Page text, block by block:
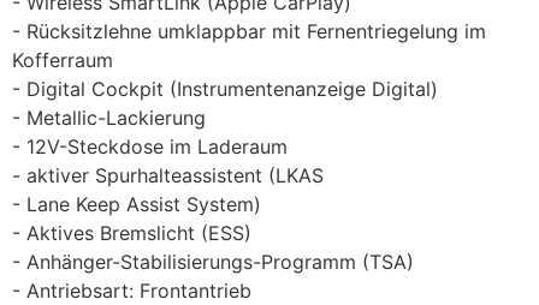
Rücksitzlehne umklappbar mit Fernentriegelung im
Kofferraum
Digital Cockpit (Instrumentenanzeige Digital)
Metallic-Lackierung
12V-Steckdose im Laderaum
aktiver Spurhalteassistent (LKAS
Lane Keep Assist System)
Aktives Bremslicht (ESS)
Anhänger-Stabilisierungs-Programm (TSA)
Antriebsart: Frontantrieb